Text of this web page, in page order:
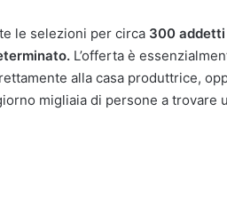
le selezioni per circa 300 addetti
L’offerta è
alla casa produttrice,
migliaia di persone a trovare